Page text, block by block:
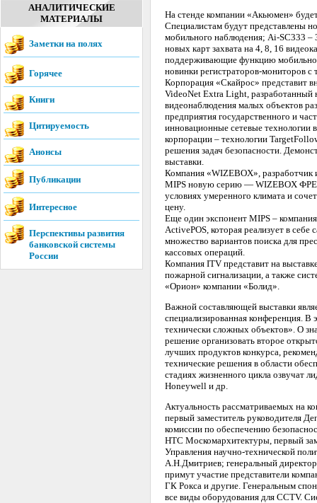
АНАЛИТИЧЕСКИЕ
МАТЕРИАЛЫ
Заметки на полях
Горячее
Книги
Цитируемость
Анонсы
Публикации
Интересное
Перспективы развития
банковской системы
России
На стенде компании «Акьюмен»
Специалистам будут представлены
мобильного наблюдения; Ai-SC333 –
новых карт захвата на 4, 8, 16
поддерживающие функцию
новинки регистраторов-мониторов с
Корпорация «Скайрос» представит
VideoNet Extra Light, разработанный
видеонаблюдения малых объектов
предприятия государственного и
инновационные сетевые технологии
корпорации – технологии
решения задач безопасности.
выставки.
Компания «WIZEBOX», разработчик
MIPS новую серию — WIZEBOX
условиях умеренного климата и
цену.
Еще один экспонент MIPS –
ActivePOS, которая реализует в
множество вариантов поиска для
кассовых операций.
Компания ITV представит на
пожарной сигнализации, а также
«Орион» компании «Болид».
Важной составляющей выставки
специализированная конференция.
технически сложных объектов». О
решение организовать второе
лучших продуктов конкурса,
технические решения в области
стадиях жизненного цикла озвучат
Honeywell и др.
Актуальность рассматриваемых на
первый заместитель руководителя
комиссии по обеспечению
НТС Москомархитектуры, первый
Управления научно-технической
А.Н.Дмитриев; генеральный
примут участие представители
ГК Рокса и другие. Генеральным
все виды оборудования для CCTV.